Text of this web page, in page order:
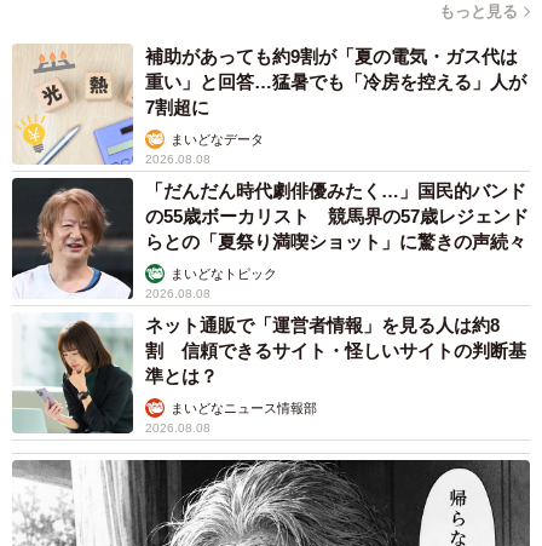
3/7
幸運（！？）の柴犬「ハート」♡（柴犬ふう太さん @fufufufufu_ta）
ーーこの日、雨はかなり降っていたのですか？
「いえ、小降りでした」
ーーそれでもご機嫌ナナメでしたか…（笑）。
「散歩中に少しでも雨で濡れると、テンションが下がって
もっと見る
補助があっても約9割が「夏の電気・ガス代は
重い」と回答…猛暑でも「冷房を控える」人が
7割超に
まいどなデータ
2026.08.08
「だんだん時代劇俳優みたく…」国民的バンド
の55歳ボーカリスト 競馬界の57歳レジェンド
らとの「夏祭り満喫ショット」に驚きの声続々
まいどなトピック
2026.08.08
ネット通販で「運営者情報」を見る人は約8
割 信頼できるサイト・怪しいサイトの判断基
準とは？
まいどなニュース情報部
2026.08.08